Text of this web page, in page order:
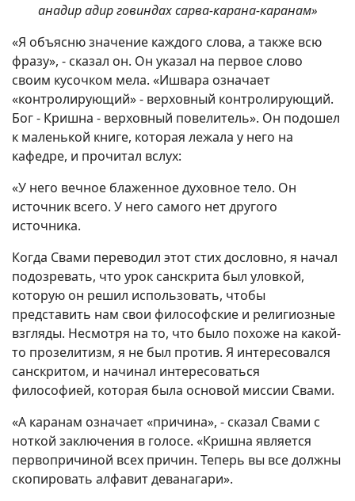
анадир адир говиндах сарва-карана-каранам»
«Я объясню значение каждого слова, а также всю
фразу», - сказал он. Он указал на первое слово
своим кусочком мела. «Ишвара означает
«контролирующий» - верховный контролирующий.
Бог - Кришна - верховный повелитель». Он подошел
к маленькой книге, которая лежала у него на
кафедре, и прочитал вслух:
«У него вечное блаженное духовное тело. Он
источник всего. У него самого нет другого
источника.
Когда Свами переводил этот стих дословно, я начал
подозревать, что урок санскрита был уловкой,
которую он решил использовать, чтобы
представить нам свои философские и религиозные
взгляды. Несмотря на то, что было похоже на какой-
то прозелитизм, я не был против. Я интересовался
санскритом, и начинал интересоваться
философией, которая была основой миссии Свами.
«А каранам означает «причина», - сказал Свами с
ноткой заключения в голосе. «Кришна является
первопричиной всех причин. Теперь вы все должны
скопировать алфавит деванагари».